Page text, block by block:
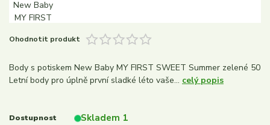
Ohodnotit produkt
Body s potiskem New Baby MY FIRST SWEET Summer zelené 50
Letní body pro úplně první sladké léto vaše... celý popis
Dostupnost Skladem 1